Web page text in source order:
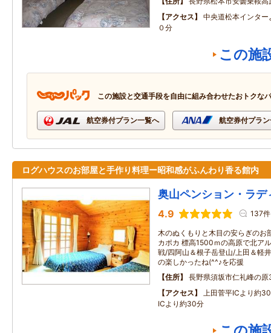
アクセス
中央道松本インタ
０分
この施
この施設と交通手段を自由に組み合わせたおトクな
航空券付プラン一覧へ 航空券付プラ
ログハウスのお部屋と手作り料理ー昭和感がふんわり香る館内
奥山ペンション・ラデ
4.9 137件
木のぬくもりと木目の安らぎのお
カポカ 標高1500ｍの高原で北ア
戦/四阿山＆根子岳登山/上田＆軽
の楽しかったね(^^♪を応援
住所
長野県須坂市仁礼峰の
アクセス
上田菅平ICより約
ICより約30分